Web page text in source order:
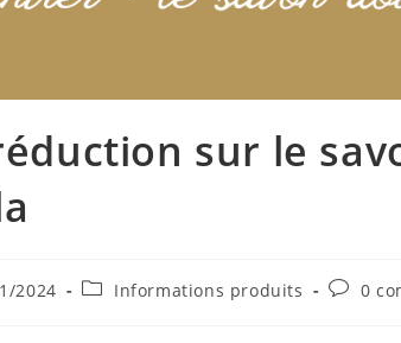
sur le
2024
PostInformations produits 0